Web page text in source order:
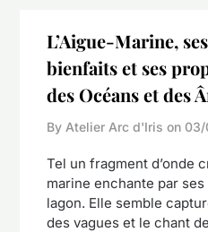
L’Aigue-Marine,
bienfaits et ses
des Océans et des
By Atelier Arc d'Iris on
Tel un fragment d’onde
marine enchante par
lagon. Elle semble
des vagues et le chant